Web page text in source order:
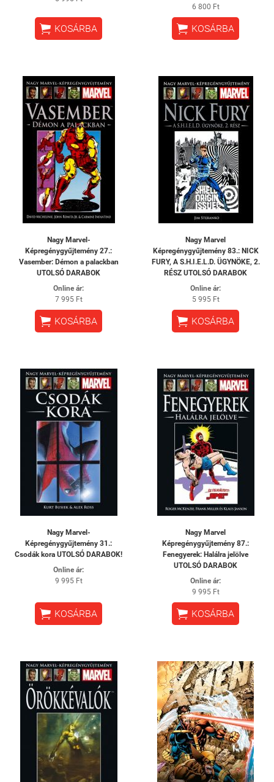
 KOSÁRBA
6 800 Ft
 KOSÁRBA
Nagy Marvel-
Képregénygyűjtemény 27.:
Vasember: ​Démon a palackban
UTOLSÓ DARABOK
Online ár:
7 995 Ft
 KOSÁRBA
Nagy Marvel
Képregénygyűjtemény 83.: NICK
FURY, A S.H.I.E.L.D. ÜGYNÖKE, 2.
RÉSZ UTOLSÓ DARABOK
Online ár:
5 995 Ft
 KOSÁRBA
Nagy Marvel-
Képregénygyűjtemény 31.:
Csodák kora UTOLSÓ DARABOK!
Online ár:
9 995 Ft
 KOSÁRBA
Nagy Marvel
Képregénygyűjtemény 87.:
Fenegyerek: ​Halálra jelölve
UTOLSÓ DARABOK
Online ár:
9 995 Ft
 KOSÁRBA